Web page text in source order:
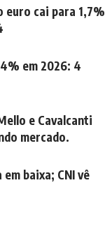
euro cai para 1,7%
em 2026: 4
e Cavalcanti
mercado.
baixa; CNI vê